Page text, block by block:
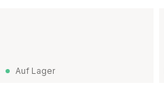
Auf Lager